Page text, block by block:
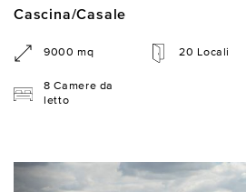
Cascina/Casale
9000 mq 20 Locali
8 Camere da
letto